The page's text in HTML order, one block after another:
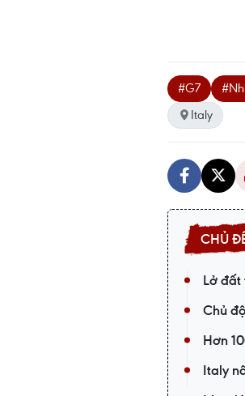
#G7
Italy
Lở đất
Chủ
Hơn
Italy